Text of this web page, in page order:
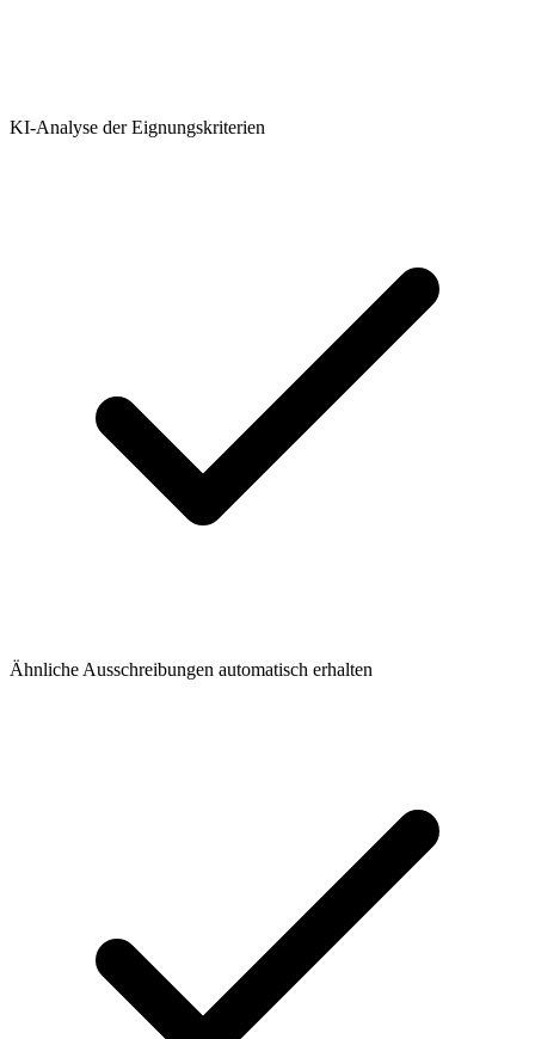
KI-Analyse der Eignungskriterien
Ähnliche Ausschreibungen automatisch erhalten